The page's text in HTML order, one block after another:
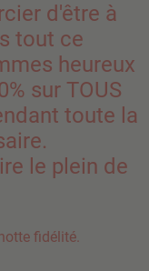
d'être à
tout ce
heureux
sur TOUS
toute la
le plein de
fidélité.